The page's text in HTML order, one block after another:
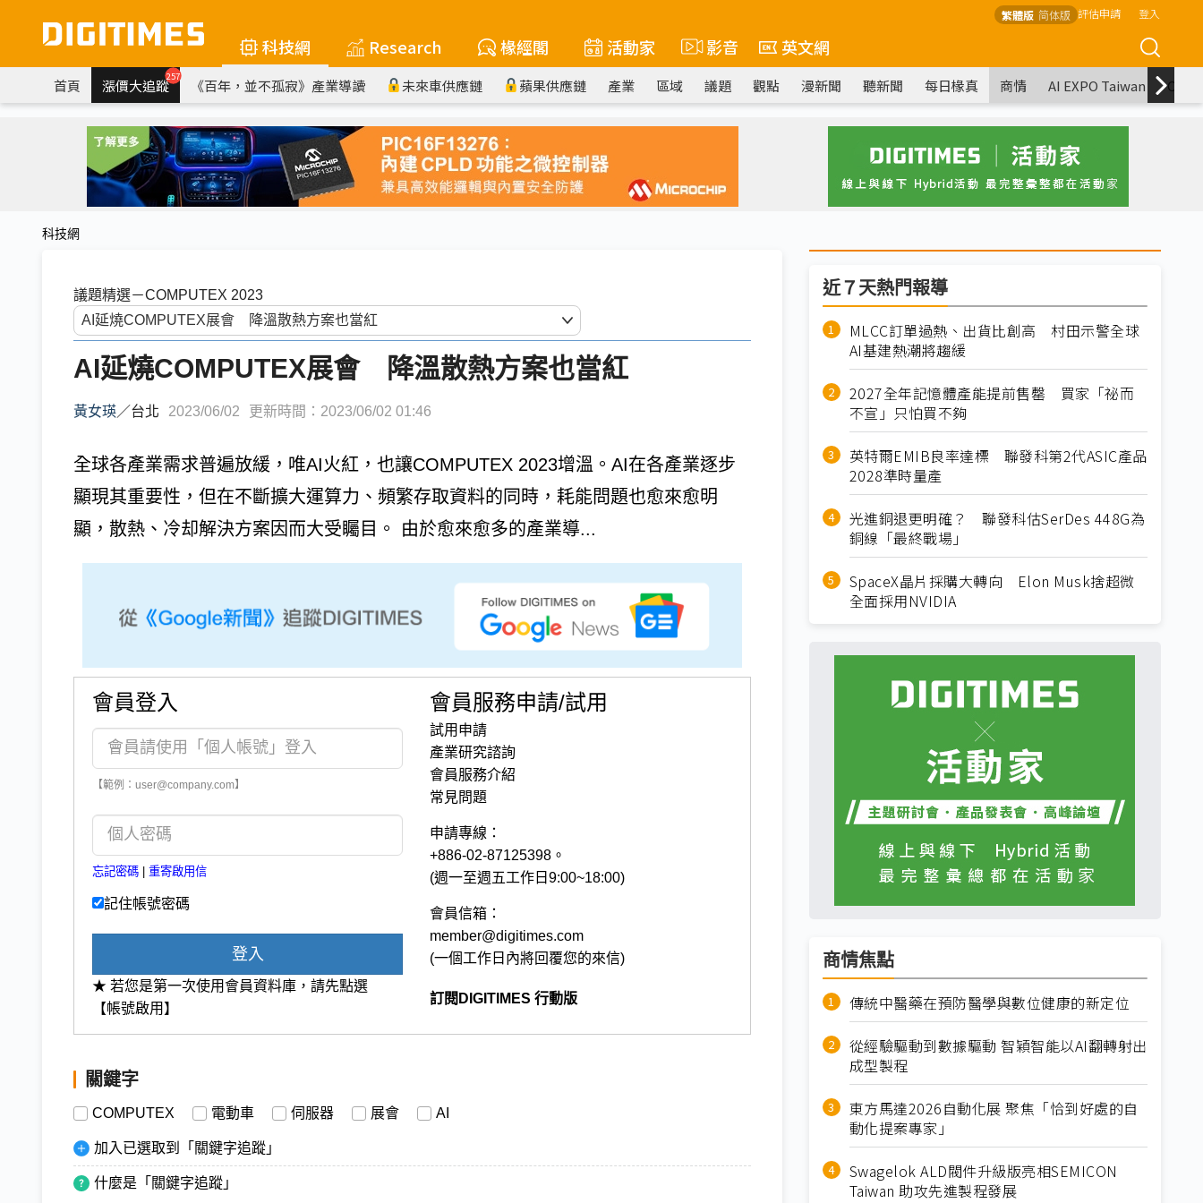
繁體版 简体版 評估申請 登入
科技網 Research 椽經閣 活動家 影音 英文網
首頁 漲價大追蹤257 《百年，並不孤寂》產業導讀 未來車供應鏈 蘋果供應鏈 產業 區域 議題 觀點 漫新聞 聽新聞 每日椽真 商情 AI EXPO Taiwan
科技網
議題精選－COMPUTEX 2023
AI延燒COMPUTEX展會 降溫散熱方案也當紅
黃女瑛／台北 2023/06/02 更新時間：2023/06/02 01:46
全球各產業需求普遍放緩，唯AI火紅，也讓COMPUTEX 2023增溫。AI在各產業逐步
顯現其重要性，但在不斷擴大運算力、頻繁存取資料的同時，耗能問題也愈來愈明
顯，散熱、冷却解決方案因而大受矚目。 由於愈來愈多的產業導...
會員登入
【範例：user@company.com】
忘記密碼 重寄啟用信
記住帳號密碼
登入
★ 若您是第一次使用會員資料庫，請先點選
【帳號啟用】
會員服務申請/試用
試用申請
產業研究諮詢
會員服務介紹
常見問題
申請專線：
+886-02-87125398。
(週一至週五工作日9:00~18:00)
會員信箱：
member@digitimes.com
(一個工作日內將回覆您的來信)
訂閱DIGITIMES 行動版
關鍵字
COMPUTEX 電動車 伺服器 展會 AI
加入已選取到「關鍵字追蹤」
什麼是「關鍵字追蹤」
近７天熱門報導
MLCC訂單過熱、出貨比創高 村田示警全球
AI基建熱潮將趨緩
2027全年記憶體產能提前售罄 買家「祕而
不宣」只怕買不夠
英特爾EMIB良率達標 聯發科第2代ASIC產品
2028準時量產
光進銅退更明確？ 聯發科估SerDes 448G為
銅線「最終戰場」
SpaceX晶片採購大轉向 Elon Musk捨超微
全面採用NVIDIA
商情焦點
傳統中醫藥在預防醫學與數位健康的新定位
從經驗驅動到數據驅動 智穎智能以AI翻轉射出
成型製程
東方馬達2026自動化展 聚焦「恰到好處的自
動化提案專家」
Swagelok ALD閥件升級版亮相SEMICON
Taiwan 助攻先進製程發展